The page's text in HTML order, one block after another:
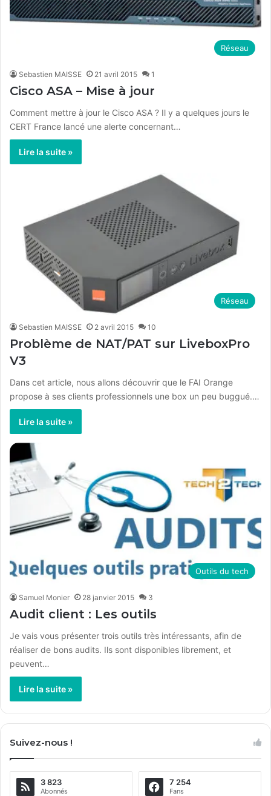
Réseau
Sebastien MAISSE 21 avril 2015 1
Cisco ASA – Mise à jour
Comment mettre à jour le Cisco ASA ? Il y a quelques jours le
CERT France lancé une alerte concernant…
Lire la suite »
Réseau
Sebastien MAISSE 2 avril 2015 10
Problème de NAT/PAT sur LiveboxPro
V3
Dans cet article, nous allons découvrir que le FAI Orange
propose à ses clients professionnels une box un peu buggué.…
Lire la suite »
Outils du tech
Samuel Monier 28 janvier 2015 3
Audit client : Les outils
Je vais vous présenter trois outils très intéressants, afin de
réaliser de bons audits. Ils sont disponibles librement, et
peuvent…
Lire la suite »
Suivez-nous !
3 823
Abonnés
7 254
Fans